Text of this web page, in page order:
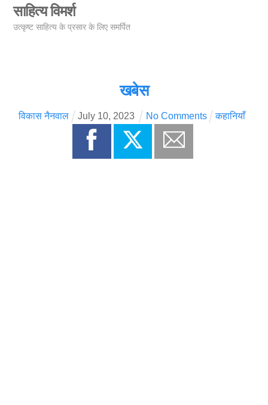
Skipसाहित्य विमर्श
उत्कृष्ट साहित्य के प्रसार के लिए समर्पित
खबेस
विकास नैनवाल July 10, 2023 No Comments कहानियाँ